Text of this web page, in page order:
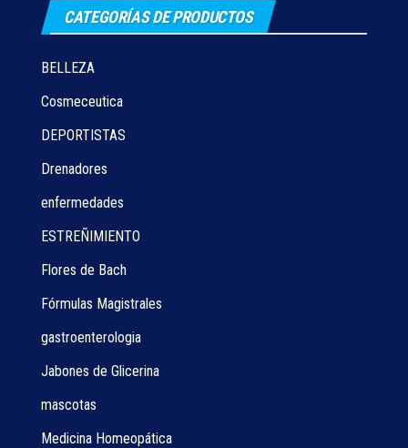
CATEGORÍAS DE PRODUCTOS
BELLEZA
Cosmeceutica
DEPORTISTAS
Drenadores
enfermedades
ESTREÑIMIENTO
Flores de Bach
Fórmulas Magistrales
gastroenterologia
Jabones de Glicerina
mascotas
Medicina Homeopática